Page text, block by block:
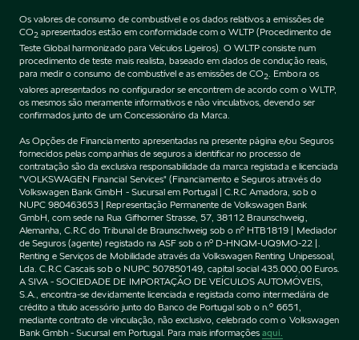
Os valores de consumo de combustível e os dados relativos a emissões de
CO2 apresentados estão em conformidade com o WLTP (Procedimento de
Teste Global harmonizado para Veículos Ligeiros). O WLTP consiste num
procedimento de teste mais realista, baseado em dados de condução reais,
para medir o consumo de combustível e as emissões de CO2 . Embora os
valores apresentados no configurador se encontrem de acordo com o WLTP,
os mesmos são meramente informativos e não vinculativos, devendo ser
confirmados junto de um Concessionário da Marca.
As Opções de Financiamento apresentadas na presente página e/ou Seguros
fornecidos pelas companhias de seguros a identificar no processo de
contratação são da exclusiva responsabilidade da marca registada e licenciada
"VOLKSWAGEN Financial Services" (Financiamento e Seguros através do
Volkswagen Bank GmbH - Sucursal em Portugal | C.R.C Amadora, sob o
NUPC 980463653 | Representação Permanente de Volkswagen Bank
GmbH, com sede na Rua Gifhorner Strasse, 57, 38112 Braunschweig,
Alemanha, C.R.C do Tribunal de Braunschweig sob o nº HTB1819 | Mediador
de Seguros (agente) registado na ASF sob o nº D-HNQM-UQ9MO-22 |.
Renting e Serviços de Mobilidade através da Volkswagen Renting Unipessoal,
Lda. C.R.C Cascais sob o NUPC 507850149, capital social 435.000,00 Euros.
A SIVA - SOCIEDADE DE IMPORTAÇÃO DE VEÍCULOS AUTOMÓVEIS,
S.A., encontra-se devidamente licenciada e registada como intermediária de
crédito a título acessório junto do Banco de Portugal sob o n.º 6651,
mediante contrato de vinculação, não exclusivo, celebrado com o Volkswagen
Bank Gmbh - Sucursal em Portugal. Para mais informaçõesaqui.